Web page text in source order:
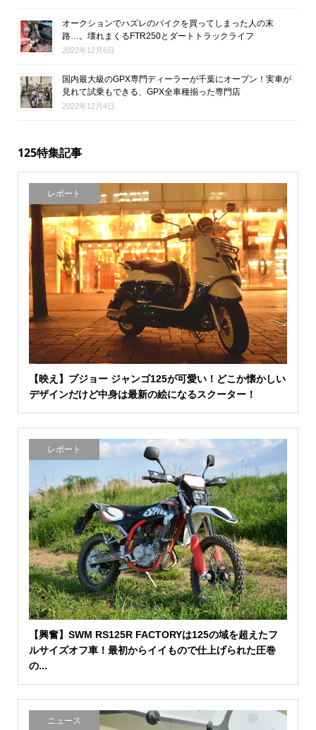
オークションでハズレのバイクを買ってしまった人の末
路…。壊れまくるFTR250とダートトラックライフ
2022年12月6日
国内最大級のGPX専門ディーラーが千葉にオープン！実車が
見れて試乗もできる、GPX全車種揃った専門店
2022年12月4日
125特集記事
レポート
【映え】プジョー ジャンゴ125が可愛い！どこか懐かしい
デザインだけど中身は最新の絵になるスクーター！
レポート
【興奮】SWM RS125R FACTORYは125の域を超えたフ
ルサイズオフ車！最初からイイもので仕上げられた圧巻
の...
ニュース